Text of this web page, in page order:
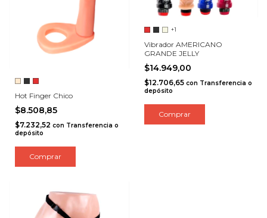
Hot Finger Chico
$8.508,85
$7.232,52 con Transferencia o
depósito
Comprar
+1
Vibrador AMERICANO
GRANDE JELLY
$14.949,00
$12.706,65 con Transferencia o
depósito
Comprar